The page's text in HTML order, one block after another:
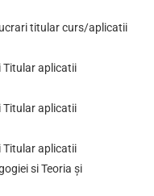
titular curs/aplicatii
Titular aplicatii
Titular aplicatii
Titular aplicatii
si Teoria și